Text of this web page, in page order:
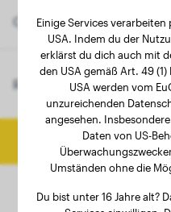
Geburtsdatum
Rasse (Optional)
Einige Services
USA. Indem du der
erklärst du dich auch mit
den USA gemäß Art. 49
USA werden vom
unzureichenden
angesehen.
Daten von US-
Umständen ohne die
Du bist unter 16 Jahre alt?